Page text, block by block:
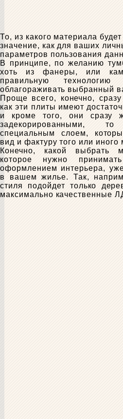
То, из какого материала
значение, как для ваших
параметров пользования
В принципе, по желанию
хоть из фанеры, или
правильную
облагораживать выбранный
Проще всего, конечно,
как эти плиты имеют
и кроме того, они сразу
задекорированными,
специальным слоем,
вид и фактуру того или иного
Конечно, какой выбрать
которое нужно
оформлением интерьера,
в вашем жилье. Так,
стиля подойдет только
максимально качественные